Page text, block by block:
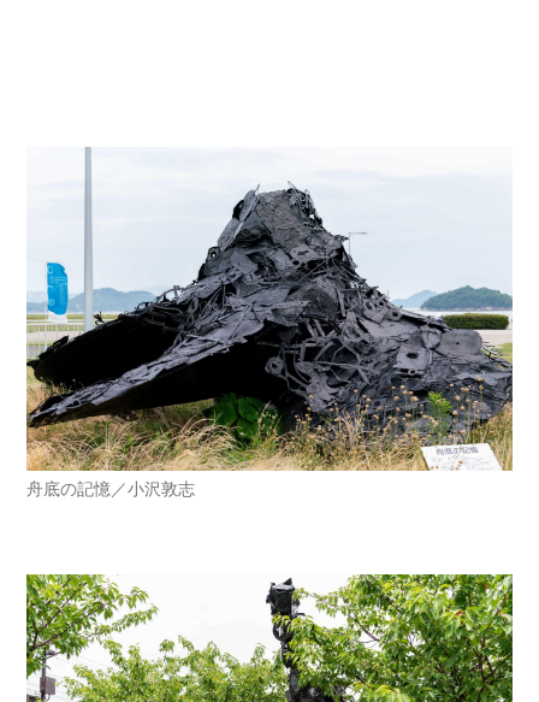
舟底の記憶／小沢敦志